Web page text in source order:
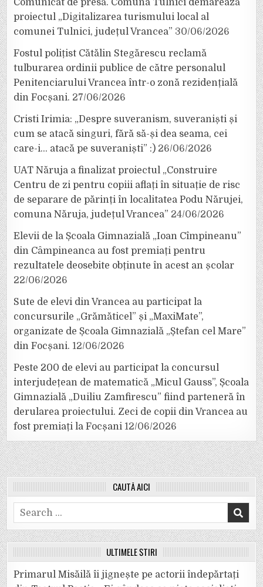
Comunicat de presă. Comuna Tulnici demarează
proiectul „Digitalizarea turismului local al
comunei Tulnici, județul Vrancea” 30/06/2026
Fostul polițist Cătălin Stegărescu reclamă
tulburarea ordinii publice de către personalul
Penitenciarului Vrancea într-o zonă rezidențială
din Focșani. 27/06/2026
Cristi Irimia: „Despre suveranism, suveraniști și
cum se atacă singuri, fără să-și dea seama, cei
care-i… atacă pe suveraniști” :) 26/06/2026
UAT Năruja a finalizat proiectul „Construire
Centru de zi pentru copiii aflați în situație de risc
de separare de părinți în localitatea Podu Nărujei,
comuna Năruja, județul Vrancea” 24/06/2026
Elevii de la Școala Gimnazială „Ioan Cîmpineanu”
din Câmpineanca au fost premiați pentru
rezultatele deosebite obținute în acest an școlar
22/06/2026
Sute de elevi din Vrancea au participat la
concursurile „Grămăticel” și „MaxiMate”,
organizate de Școala Gimnazială „Ștefan cel Mare”
din Focșani. 12/06/2026
Peste 200 de elevi au participat la concursul
interjudețean de matematică „Micul Gauss”, Școala
Gimnazială „Duiliu Zamfirescu” fiind parteneră în
derularea proiectului. Zeci de copii din Vrancea au
fost premiați la Focșani 12/06/2026
CAUTĂ AICI
Search
for:
ULTIMELE ȘTIRI
Primarul Misăilă îi jignește pe actorii îndepărtați